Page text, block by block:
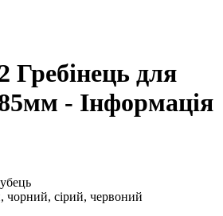
Гребінець для
- Інформація
чорний, сірий, червоний